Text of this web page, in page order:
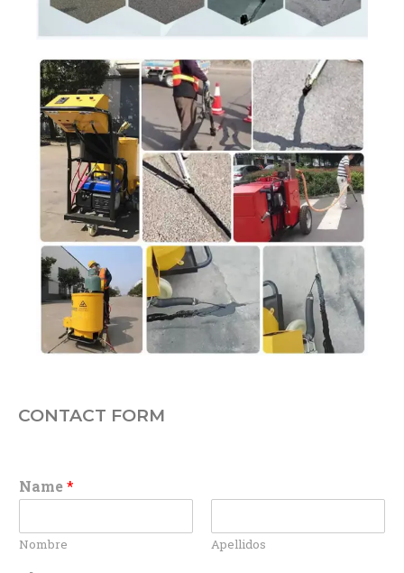
CONTACT FORM
Name*
Nombre Apellidos